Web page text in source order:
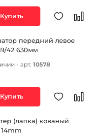
Купить
передний левое
42 630мм
- арт.10578
Купить
(лапка) кованый